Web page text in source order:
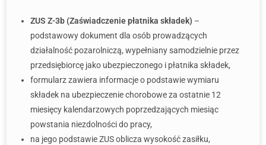
ZUS Z-3b (Zaświadczenie płatnika składek) –
podstawowy dokument dla osób prowadzących
działalność pozarolniczą, wypełniany samodzielnie przez
przedsiębiorcę jako ubezpieczonego i płatnika składek,
formularz zawiera informacje o podstawie wymiaru
składek na ubezpieczenie chorobowe za ostatnie 12
miesięcy kalendarzowych poprzedzających miesiąc
powstania niezdolności do pracy,
na jego podstawie ZUS oblicza wysokość zasiłku,